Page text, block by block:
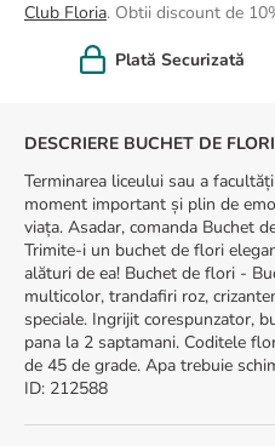
Club Floria. Obtii discount de
DESCRIERE BUCHET DE
Terminarea liceului sau a
moment important și plin de
viața. Asadar, comanda Buchet
Trimite-i un buchet de flori
alături de ea! Buchet de flori -
multicolor, trandafiri roz,
speciale. Ingrijit corespunzator,
pana la 2 saptamani. Coditele
de 45 de grade. Apa trebuie
ID: 212588